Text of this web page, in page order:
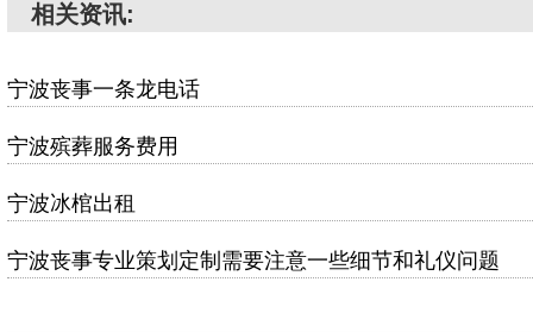
相关资讯:
宁波丧事一条龙电话
宁波殡葬服务费用
宁波冰棺出租
宁波丧事专业策划定制需要注意一些细节和礼仪问题